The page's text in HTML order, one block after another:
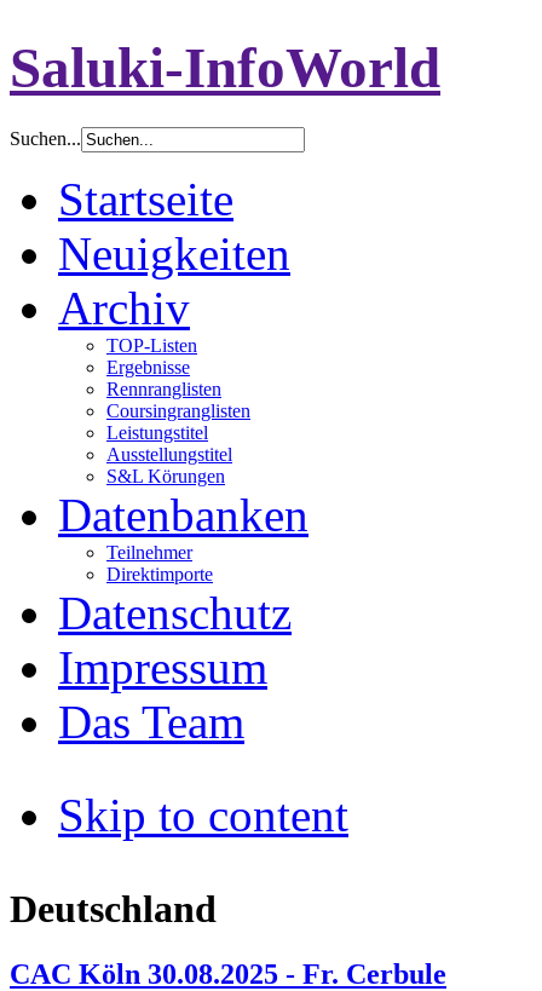
Saluki-InfoWorld
Suchen...
Startseite
Neuigkeiten
Archiv
TOP-Listen
Ergebnisse
Rennranglisten
Coursingranglisten
Leistungstitel
Ausstellungstitel
S&L Körungen
Datenbanken
Teilnehmer
Direktimporte
Datenschutz
Impressum
Das Team
Skip to content
Deutschland
CAC Köln 30.08.2025 - Fr. Cerbule